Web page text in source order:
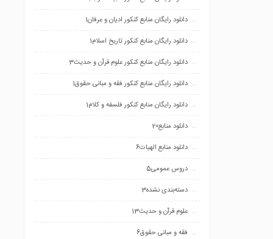
دانلود رایگان منابع کنکور ادیان و عرفان1
دانلود رایگان منابع کنکور تاریخ اسلام1
دانلود رایگان منابع کنکور علوم قرآن و حدیث3
دانلود رایگان منابع کنکور فقه و مبانی حقوق1
دانلود رایگان منابع کنکور فلسفه و کلام1
دانلود منابع20
دانلود منابع الهیات6
دروس عمومی5
دسته‌بندی نشده3
علوم قرآن و حدیث13
فقه و مبانی حقوق6